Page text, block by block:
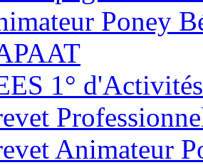
Poney
1°
Animateur